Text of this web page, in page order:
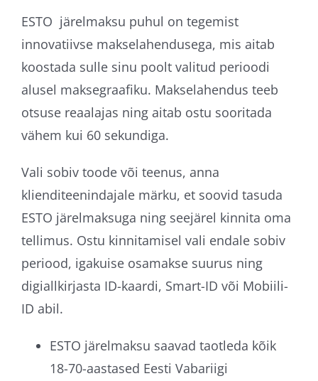
ESTO järelmaksu puhul on tegemist
innovatiivse makselahendusega, mis aitab
koostada sulle sinu poolt valitud perioodi
alusel maksegraafiku. Makselahendus teeb
otsuse reaalajas ning aitab ostu sooritada
vähem kui 60 sekundiga.
Vali sobiv toode või teenus, anna
klienditeenindajale märku, et soovid tasuda
ESTO järelmaksuga ning seejärel kinnita oma
tellimus. Ostu kinnitamisel vali endale sobiv
periood, igakuise osamakse suurus ning
digiallkirjasta ID-kaardi, Smart-ID või Mobiili-
ID abil.
ESTO järelmaksu saavad taotleda kõik
18-70-aastased Eesti Vabariigi